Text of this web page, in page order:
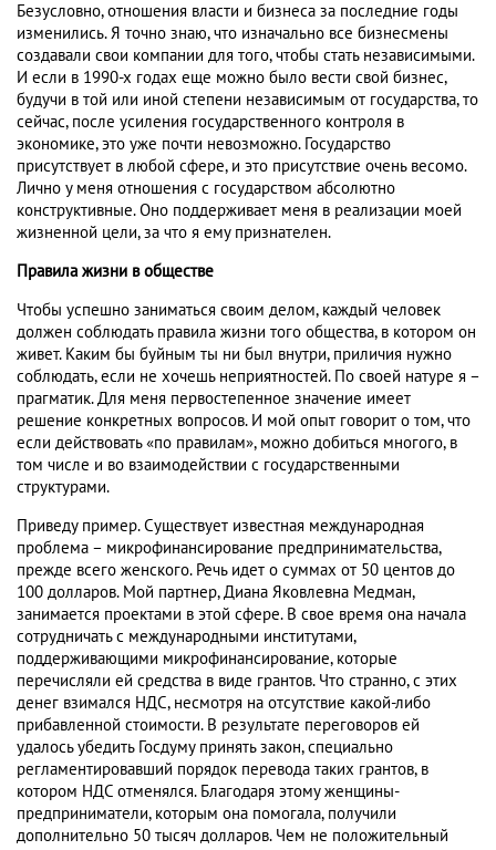
Безусловно, отношения власти и бизнеса за последние годы
изменились. Я точно знаю, что изначально все бизнесмены
создавали свои компании для того, чтобы стать независимыми.
И если в 1990-х годах еще можно было вести свой бизнес,
будучи в той или иной степени независимым от государства, то
сейчас, после усиления государственного контроля в
экономике, это уже почти невозможно. Государство
присутствует в любой сфере, и это присутствие очень весомо.
Лично у меня отношения с государством абсолютно
конструктивные. Оно поддерживает меня в реализации моей
жизненной цели, за что я ему признателен.
Правила жизни в обществе
Чтобы успешно заниматься своим делом, каждый человек
должен соблюдать правила жизни того общества, в котором он
живет. Каким бы буйным ты ни был внутри, приличия нужно
соблюдать, если не хочешь неприятностей. По своей натуре я –
прагматик. Для меня первостепенное значение имеет
решение конкретных вопросов. И мой опыт говорит о том, что
если действовать «по правилам», можно добиться многого, в
том числе и во взаимодействии с государственными
структурами.
Приведу пример. Существует известная международная
проблема – микрофинансирование предпринимательства,
прежде всего женского. Речь идет о суммах от 50 центов до
100 долларов. Мой партнер, Диана Яковлевна Медман,
занимается проектами в этой сфере. В свое время она начала
сотрудничать с международными институтами,
поддерживающими микрофинансирование, которые
перечисляли ей средства в виде грантов. Что странно, с этих
денег взимался НДС, несмотря на отсутствие какой-либо
прибавленной стоимости. В результате переговоров ей
удалось убедить Госдуму принять закон, специально
регламентировавший порядок перевода таких грантов, в
котором НДС отменялся. Благодаря этому женщины-
предприниматели, которым она помогала, получили
дополнительно 50 тысяч долларов. Чем не положительный